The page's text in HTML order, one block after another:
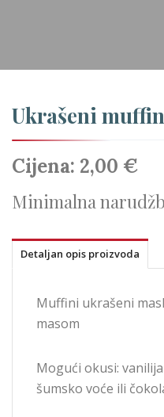
Ukrašeni
Cijena: 2,00 €
Minimalna
Detaljan opis proizvoda
Muffini ukrašeni
masom
Mogući okusi:
šumsko voće ili